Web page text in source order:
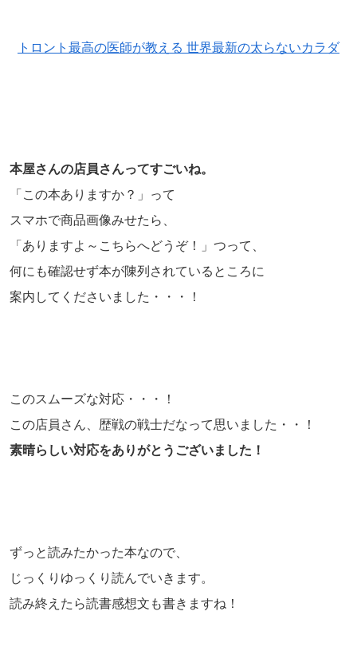
トロント最高の医師が教える 世界最新の太らないカラダ
本屋さんの店員さんってすごいね。
「この本ありますか？」って
スマホで商品画像みせたら、
「ありますよ～こちらへどうぞ！」つって、
何にも確認せず本が陳列されているところに
案内してくださいました・・・！
このスムーズな対応・・・！
この店員さん、歴戦の戦士だなって思いました・・！
素晴らしい対応をありがとうございました！
ずっと読みたかった本なので、
じっくりゆっくり読んでいきます。
読み終えたら読書感想文も書きますね！